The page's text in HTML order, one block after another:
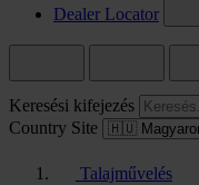
Dealer Locator
Keresési kifejezés
Country Site
Talajművelés